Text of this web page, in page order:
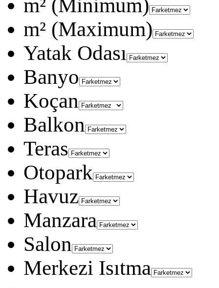
m² (Minimum)
m² (Maximum)
Yatak Odası
Banyo
Koçan
Balkon
Teras
Otopark
Havuz
Manzara
Salon
Merkezi Isıtma